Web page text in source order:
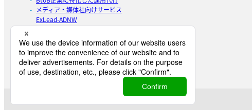
メディア・媒体社向けサービス
ExLead-ADNW
BtoBの成長を”知識”から。
ExLead-KH